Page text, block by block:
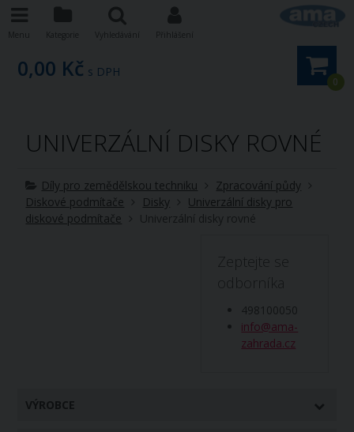
0
0,00 Kč s DPH
UNIVERZÁLNÍ DISKY ROVNÉ
Díly pro zemědělskou techniku
Zpracování půdy
Diskové podmítače
Disky
Univerzální disky pro
diskové podmítače
Univerzální disky rovné
Zeptejte se
odborníka
498100050
info@ama-
zahrada.cz
VÝROBCE
Menu Kategorie Vyhledávání Přihlášení